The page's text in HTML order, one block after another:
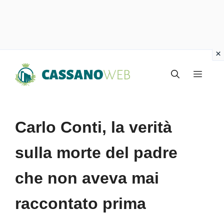
Menu
Carlo Conti, la verità
sulla morte del padre
che non aveva mai
raccontato prima